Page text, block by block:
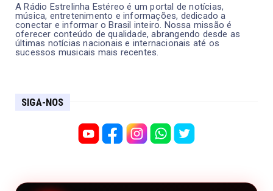
A Rádio Estrelinha Estéreo é um portal de notícias,
música, entretenimento e informações, dedicado a
conectar e informar o Brasil inteiro. Nossa missão é
oferecer conteúdo de qualidade, abrangendo desde as
últimas notícias nacionais e internacionais até os
sucessos musicais mais recentes.
SIGA-NOS